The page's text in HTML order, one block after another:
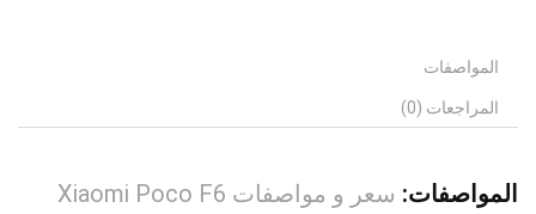
المواصفات
المراجعات (0)
المواصفات:
سعر و مواصفات Xiaomi Poco F6